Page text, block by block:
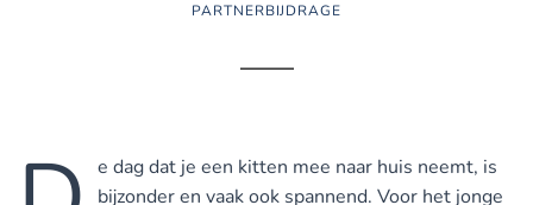
PARTNERBIJDRAGE
e dag dat je een kitten mee naar huis neemt, is
bijzonder en vaak ook spannend. Voor het jonge